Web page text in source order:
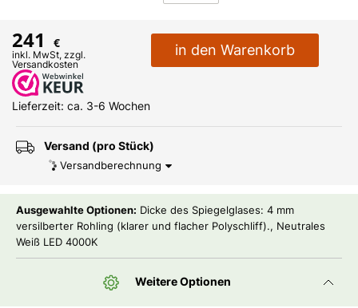
241 €
inkl. MwSt, zzgl.
Versandkosten
in den Warenkorb
Lieferzeit: ca. 3-6 Wochen
Versand (pro Stück)
Versandberechnung
Ausgewahlte Optionen: Dicke des Spiegelglases: 4 mm
versilberter Rohling (klarer und flacher Polyschliff)., Neutrales
Weiß LED 4000K
Weitere Optionen